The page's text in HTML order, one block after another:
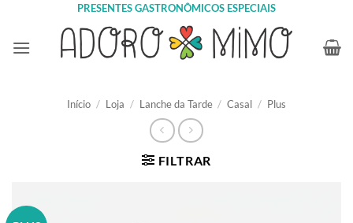
content
PRESENTES GASTRONÔMICOS ESPECIAIS
Início / Loja / Lanche da Tarde / Casal / Plus
FILTRAR